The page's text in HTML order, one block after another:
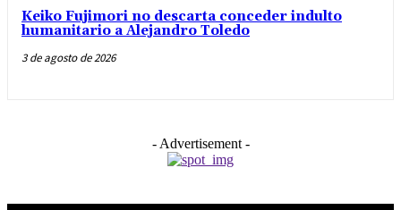
Keiko Fujimori no descarta conceder indulto
humanitario a Alejandro Toledo
3 de agosto de 2026
- Advertisement -